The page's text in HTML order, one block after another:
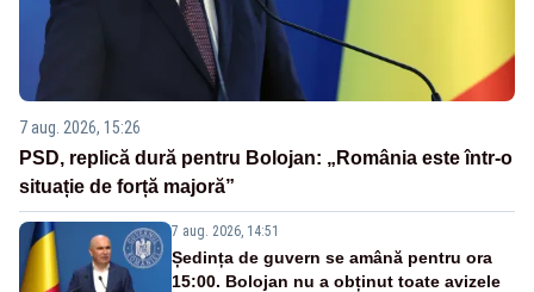
7 aug. 2026, 15:26
PSD, replică dură pentru Bolojan: „România este într-o
situație de forță majoră”
7 aug. 2026, 14:51
Ședința de guvern se amână pentru ora
15:00. Bolojan nu a obținut toate avizele